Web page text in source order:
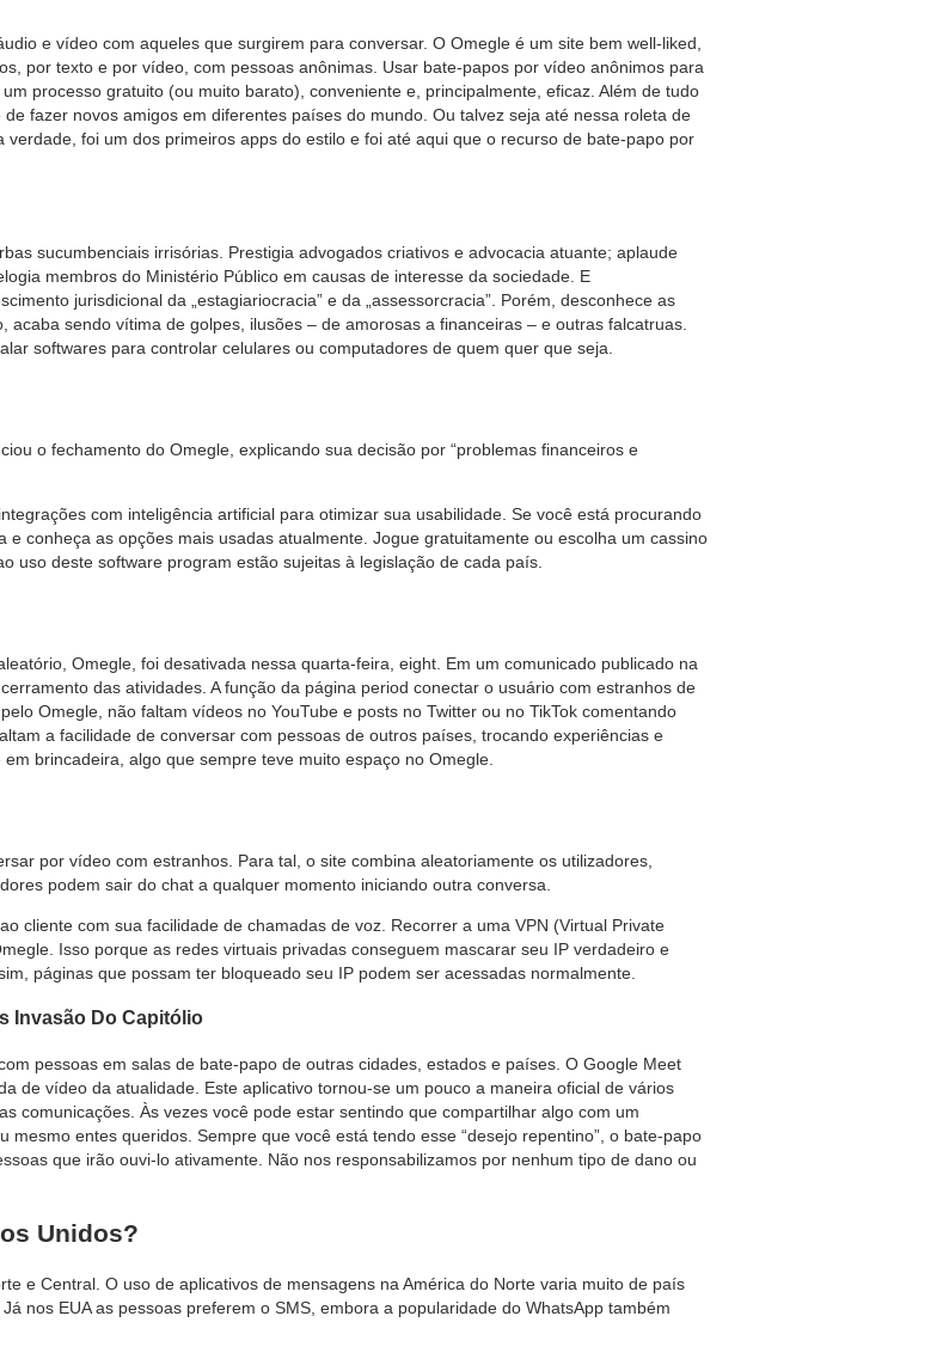
e vídeo com aqueles que surgirem para conversar. O Omegle é um site bem well-liked,
por texto e por vídeo, com pessoas anônimas. Usar bate-papos por vídeo anônimos para
processo gratuito (ou muito barato), conveniente e, principalmente, eficaz. Além de tudo
fazer novos amigos em diferentes países do mundo. Ou talvez seja até nessa roleta de
foi um dos primeiros apps do estilo e foi até aqui que o recurso de bate-papo por
sucumbenciais irrisórias. Prestigia advogados criativos e advocacia atuante; aplaude
membros do Ministério Público em causas de interesse da sociedade. E
jurisdicional da „estagiariocracia” e da „assessorcracia”. Porém, desconhece as
sendo vítima de golpes, ilusões – de amorosas a financeiras – e outras falcatruas.
softwares para controlar celulares ou computadores de quem quer que seja.
o fechamento do Omegle, explicando sua decisão por “problemas financeiros e
com inteligência artificial para otimizar sua usabilidade. Se você está procurando
conheça as opções mais usadas atualmente. Jogue gratuitamente ou escolha um cassino
uso deste software program estão sujeitas à legislação de cada país.
Omegle, foi desativada nessa quarta-feira, eight. Em um comunicado publicado na
das atividades. A função da página period conectar o usuário com estranhos de
Omegle, não faltam vídeos no YouTube e posts no Twitter ou no TikTok comentando
a facilidade de conversar com pessoas de outros países, trocando experiências e
brincadeira, algo que sempre teve muito espaço no Omegle.
por vídeo com estranhos. Para tal, o site combina aleatoriamente os utilizadores,
podem sair do chat a qualquer momento iniciando outra conversa.
cliente com sua facilidade de chamadas de voz. Recorrer a uma VPN (Virtual Private
Isso porque as redes virtuais privadas conseguem mascarar seu IP verdadeiro e
páginas que possam ter bloqueado seu IP podem ser acessadas normalmente.
Invasão Do Capitólio
pessoas em salas de bate-papo de outras cidades, estados e países. O Google Meet
de vídeo da atualidade. Este aplicativo tornou-se um pouco a maneira oficial de vários
comunicações. Às vezes você pode estar sentindo que compartilhar algo com um
entes queridos. Sempre que você está tendo esse “desejo repentino”, o bate-papo
que irão ouvi-lo ativamente. Não nos responsabilizamos por nenhum tipo de dano ou
Unidos?
e Central. O uso de aplicativos de mensagens na América do Norte varia muito de país
nos EUA as pessoas preferem o SMS, embora a popularidade do WhatsApp também